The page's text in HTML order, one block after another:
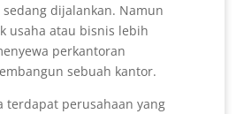
dijalankan. Namun
usaha atau bisnis lebih
perkantoran
sebuah kantor.
terdapat perusahaan yang